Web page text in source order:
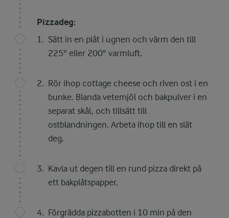
Pizzadeg:
Sätt in en plåt i ugnen och värm den till
225° eller 200° varmluft.
Rör ihop cottage cheese och riven ost i en
bunke. Blanda vetemjöl och bakpulver i en
separat skål, och tillsätt till
ostblandningen. Arbeta ihop till en slät
deg.
Kavla ut degen till en rund pizza direkt på
ett bakplåtspapper.
Förgrädda pizzabotten i 10 min på den